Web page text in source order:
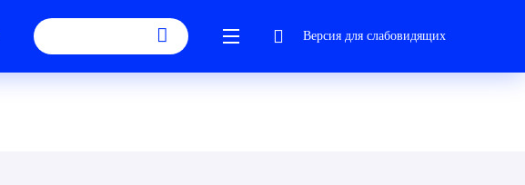
Версия для слабовидящих